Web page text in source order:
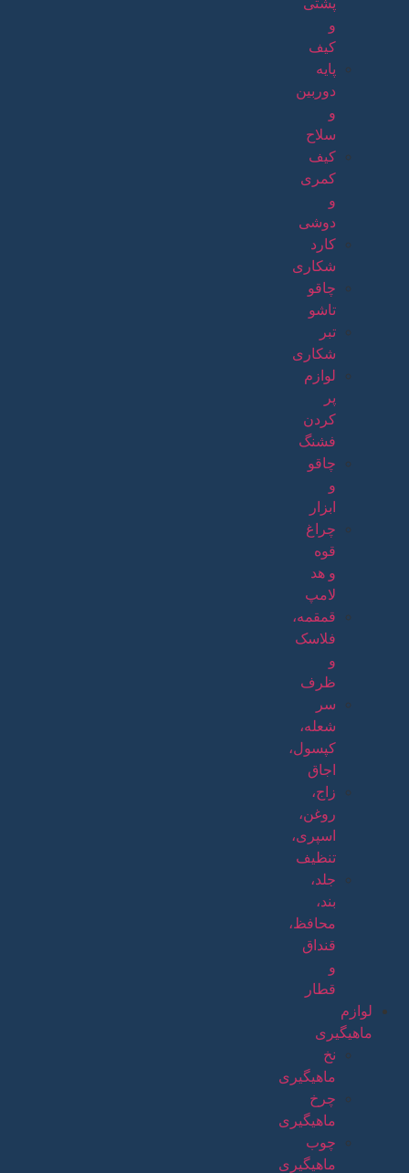
پشتی
و
کیف
پایه
دوربین
و
سلاح
کیف
کمری
و
دوشی
کارد
شکاری
چاقو
تاشو
تبر
شکاری
لوازم
پر
کردن
فشنگ
چاقو
و
ابزار
چراغ
قوه
و هد
لامپ
قمقمه،
فلاسک
و
ظرف
سر
شعله،
کپسول،
اجاق
زاج،
روغن،
اسپری،
تنظیف
جلد،
بند،
محافظ،
قنداق
و
قطار
لوازم
ماهیگیری
نخ
ماهیگیری
چرخ
ماهیگیری
چوب
ماهیگیری